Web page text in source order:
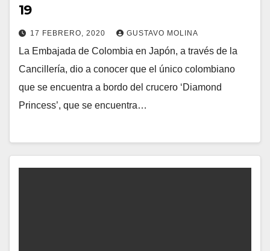
19
17 FEBRERO, 2020 GUSTAVO MOLINA
La Embajada de Colombia en Japón, a través de la
Cancillería, dio a conocer que el único colombiano
que se encuentra a bordo del crucero ‘Diamond
Princess’, que se encuentra…